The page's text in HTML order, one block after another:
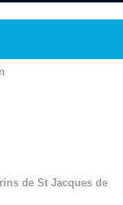
de St Jacques de